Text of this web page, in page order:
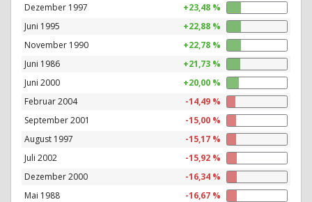
Dezember 1997
+23,48 %
Juni 1995
+22,88 %
November 1990
+22,78 %
Juni 1986
+21,73 %
Juni 2000
+20,00 %
Februar 2004
-14,49 %
September 2001
-15,00 %
August 1997
-15,17 %
Juli 2002
-15,92 %
Dezember 2000
-16,34 %
Mai 1988
-16,67 %